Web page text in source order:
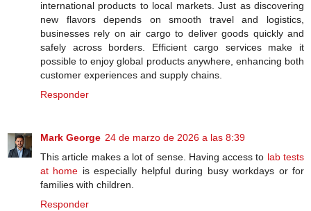
international products to local markets. Just as discovering
new flavors depends on smooth travel and logistics,
businesses rely on air cargo to deliver goods quickly and
safely across borders. Efficient cargo services make it
possible to enjoy global products anywhere, enhancing both
customer experiences and supply chains.
Responder
Mark George 24 de marzo de 2026 a las 8:39
This article makes a lot of sense. Having access to lab tests
at home is especially helpful during busy workdays or for
families with children.
Responder